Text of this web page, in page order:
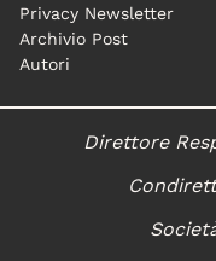
Privacy Newsletter
Archivio Post
Autori
Direttore